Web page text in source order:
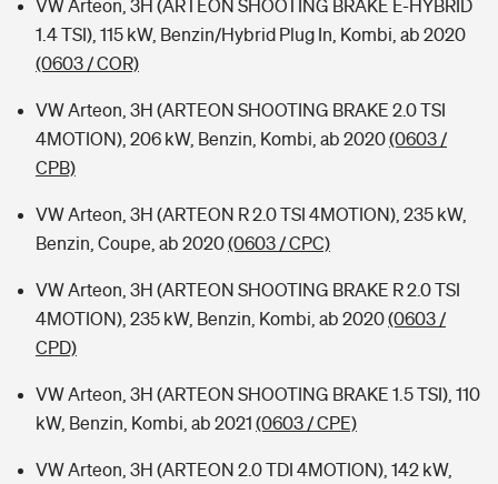
VW Arteon, 3H (ARTEON SHOOTING BRAKE E-HYBRID
1.4 TSI), 115 kW, Benzin/Hybrid Plug In, Kombi, ab 2020
(0603 / COR)
VW Arteon, 3H (ARTEON SHOOTING BRAKE 2.0 TSI
4MOTION), 206 kW, Benzin, Kombi, ab 2020(0603 /
CPB)
VW Arteon, 3H (ARTEON R 2.0 TSI 4MOTION), 235 kW,
Benzin, Coupe, ab 2020(0603 / CPC)
VW Arteon, 3H (ARTEON SHOOTING BRAKE R 2.0 TSI
4MOTION), 235 kW, Benzin, Kombi, ab 2020(0603 /
CPD)
VW Arteon, 3H (ARTEON SHOOTING BRAKE 1.5 TSI), 110
kW, Benzin, Kombi, ab 2021 (0603 / CPE)
VW Arteon, 3H (ARTEON 2.0 TDI 4MOTION), 142 kW,